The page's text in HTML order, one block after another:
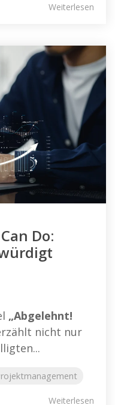
Weiterlesen
Do:
„Abgelehnt!
nicht nur
Weiterlesen